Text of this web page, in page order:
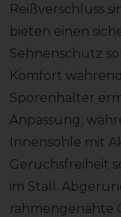
Reißverschluss
bieten einen
Sehnenschutz
Komfort
Sporenhalter
Anpassung,
Innensohle mit
Geruchsfreiheit
im Stall.
rahmengenähte